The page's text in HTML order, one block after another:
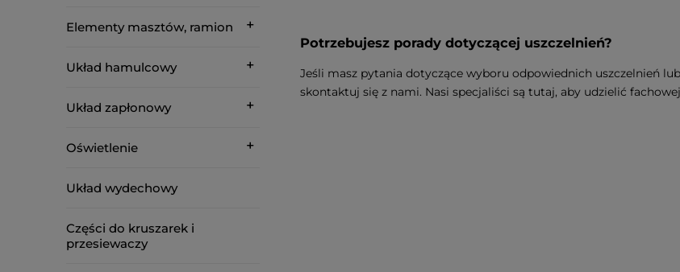
Elementy masztów, ramion
Układ hamulcowy
Układ zapłonowy
Oświetlenie
Układ wydechowy
Części do kruszarek i
przesiewaczy
Potrzebujesz porady dotyczącej uszczelnień?
Jeśli masz pytania dotyczące wyboru odpowiednich uszczelnień
skontaktuj się z nami. Nasi specjaliści są tutaj, aby udzielić